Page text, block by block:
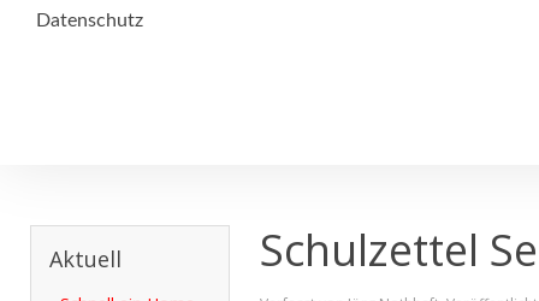
Datenschutz
Schulzettel
Aktuell